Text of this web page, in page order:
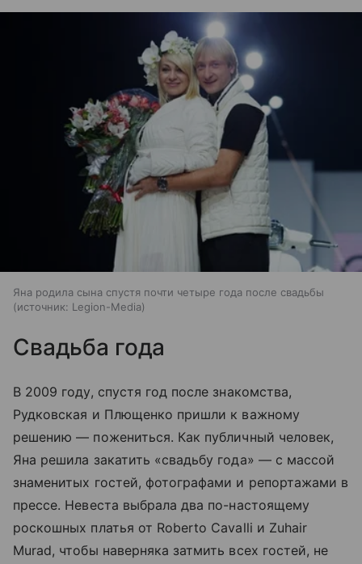
Яна родила сына спустя почти четыре года после свадьбы
источник: Legion-Media
Свадьба года
В 2009 году, спустя год после знакомства,
Рудковская и Плющенко пришли к важному
решению — пожениться. Как публичный человек,
Яна решила закатить «свадьбу года» — с массой
знаменитых гостей, фотографами и репортажами в
прессе. Невеста выбрала два по-настоящему
роскошных платья от Roberto Cavalli и Zuhair
Murad, чтобы наверняка затмить всех гостей, не